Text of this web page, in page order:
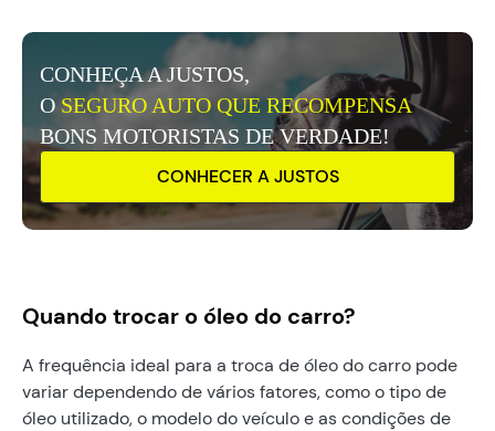
CONHEÇA A JUSTOS,
OSEGURO AUTO QUE RECOMPENSA
BONS MOTORISTAS DE VERDADE!
CONHECER A JUSTOS
Quando trocar o óleo do carro?
A frequência ideal para a troca de óleo do carro pode
variar dependendo de vários fatores, como o tipo de
óleo utilizado, o modelo do veículo e as condições de